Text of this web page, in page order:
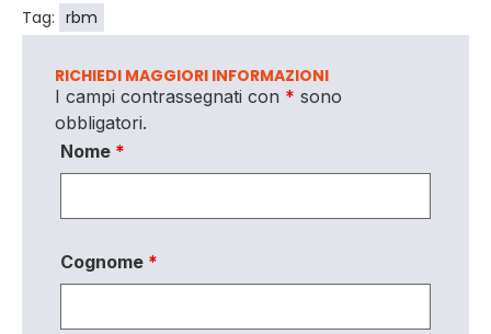
Tag: rbm
RICHIEDI MAGGIORI INFORMAZIONI
I campi contrassegnati con * sono
obbligatori.
Nome *
Cognome *